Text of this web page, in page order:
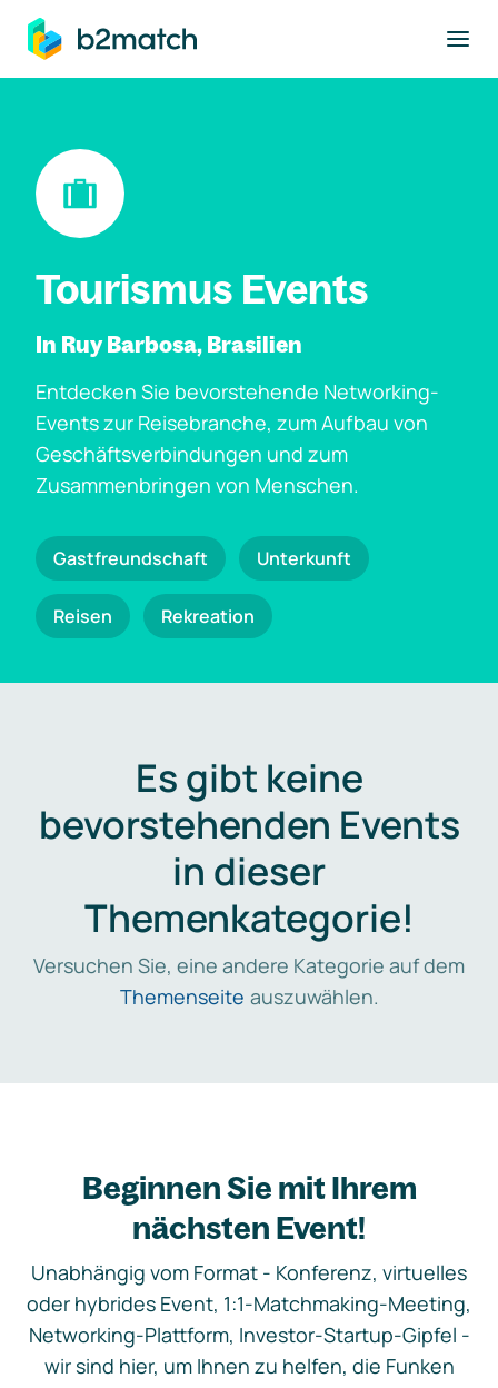
springen
Tourismus Events
In Ruy Barbosa, Brasilien
Entdecken Sie bevorstehende Networking-
Events zur Reisebranche, zum Aufbau von
Geschäftsverbindungen und zum
Zusammenbringen von Menschen.
Gastfreundschaft Unterkunft
Reisen Rekreation
Es gibt keine
bevorstehenden Events
in dieser
Themenkategorie!
Versuchen Sie, eine andere Kategorie auf dem
Themenseite auszuwählen.
Beginnen Sie mit Ihrem
nächsten Event!
Unabhängig vom Format - Konferenz, virtuelles
oder hybrides Event, 1:1-Matchmaking-Meeting,
Networking-Plattform, Investor-Startup-Gipfel -
wir sind hier, um Ihnen zu helfen, die Funken